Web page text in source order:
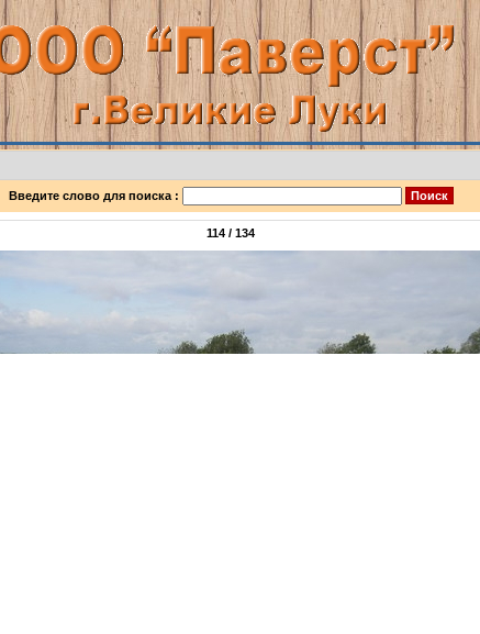
Введите слово для поиска :
114 / 134